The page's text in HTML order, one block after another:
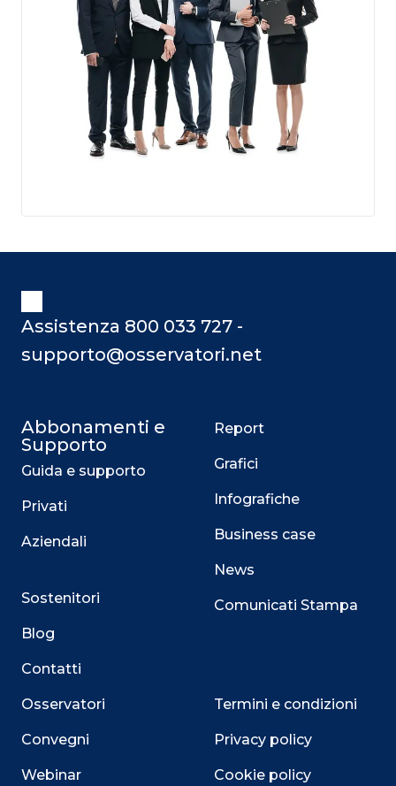
Assistenza 800 033 727 -
supporto@osservatori.net
Abbonamenti e
Supporto
Guida e supporto
Privati
Aziendali
Sostenitori
Blog
Contatti
Osservatori
Convegni
Webinar
Report
Grafici
Infografiche
Business case
News
Comunicati Stampa
Termini e condizioni
Privacy policy
Cookie policy